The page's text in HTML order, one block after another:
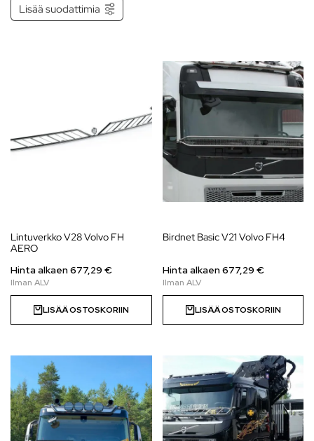
Lisää suodattimia
Lintuverkko V28 Volvo FH
AERO
Hinta alkaen677,29 €
LISÄÄ OSTOSKORIIN
Birdnet Basic V21 Volvo FH4
Hinta alkaen 677,29 €
LISÄÄ OSTOSKORIIN